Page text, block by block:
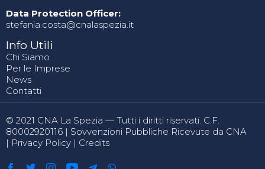
Data Protection Officer:
stefania.costa@cnalaspezia.it
Info Utili
Chi Siamo
Per le Imprese
News
Contatti
© 2021 CNA La Spezia — Tutti i diritti riservati. C.F.
80002920116 | Sovvenzioni Pubbliche Ricevute da CNA
| Privacy Policy | Credits